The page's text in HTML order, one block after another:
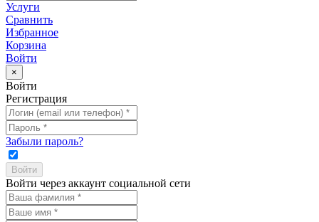
Услуги
Сравнить
Избранное
Корзина
Войти
×
Войти
Регистрация
Забыли пароль?
Войти через аккаунт социальной сети